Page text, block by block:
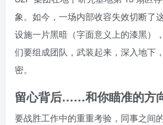
象。如今，一场内部收容失效切断了
设施一片黑暗（字面意义上的漆黑）
们要组成团队，武装起来，深入地下
密。
留心背后……和你瞄准的方
要战胜工作中的重重考验，同事之间